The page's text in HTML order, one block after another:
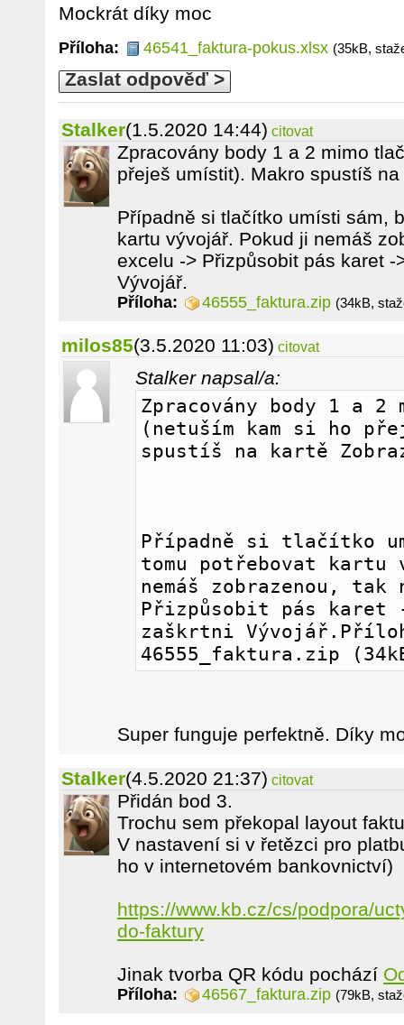
Mockrát díky moc
Příloha: 46541_faktura-pokus.xlsx (35kB,
Zaslat odpověď >
Stalker(1.5.2020 14:44) citovat
Zpracovány body 1 a 2 mimo
přeješ umístit). Makro spustíš
Případně si tlačítko umísti sám,
kartu vývojář. Pokud ji nemáš
excelu -> Přizpůsobit pás karet
Vývojář.
Příloha: 46555_faktura.zip (34kB,
milos85(3.5.2020 11:03) citovat
Stalker napsal/a:
Zpracovány body 1 a
(netuším kam si ho
spustíš na kartě
Případně si tlačítko
tomu potřebovat
nemáš zobrazenou,
Přizpůsobit pás karet
zaškrtni
46555_faktura.zip
Super funguje perfektně. Díky
Stalker(4.5.2020 21:37) citovat
Přidán bod 3.
Trochu sem překopal layout
V nastavení si v řetězci pro
ho v internetovém bankovnictví)
https://www.kb.cz/cs/podpora/
do-faktury
Jinak tvorba QR kódu pochází
Příloha: 46567_faktura.zip (79kB,